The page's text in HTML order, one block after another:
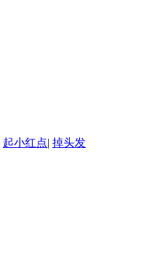
起小红点| 掉头发